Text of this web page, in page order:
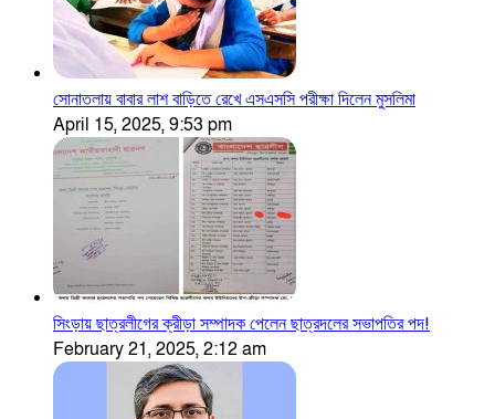
সোনাতলায় বাবার লাশ বাড়িতে রেখে এসএসসি পরীক্ষা দিলেন মুসলিমা
April 15, 2025, 9:53 pm
সিংড়ায় ছাত্রলীগের ক্রীড়া সম্পাদক পেলেন ছাত্রদলের সভাপতির পদ!
February 21, 2025, 2:12 am